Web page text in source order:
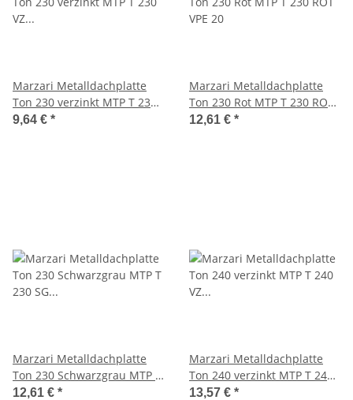
Marzari Metalldachplatte
Ton 230 verzinkt MTP T 230
VZ VPE 20
9,64 € *
Marzari Metalldachplatte
Ton 230 Rot MTP T 230 ROT
VPE 20
12,61 € *
Marzari Metalldachplatte
Ton 230 Schwarzgrau MTP T
230 SG VPE 20
12,61 € *
Marzari Metalldachplatte
Ton 240 verzinkt MTP T 240
VZ VPE 20
13,57 € *